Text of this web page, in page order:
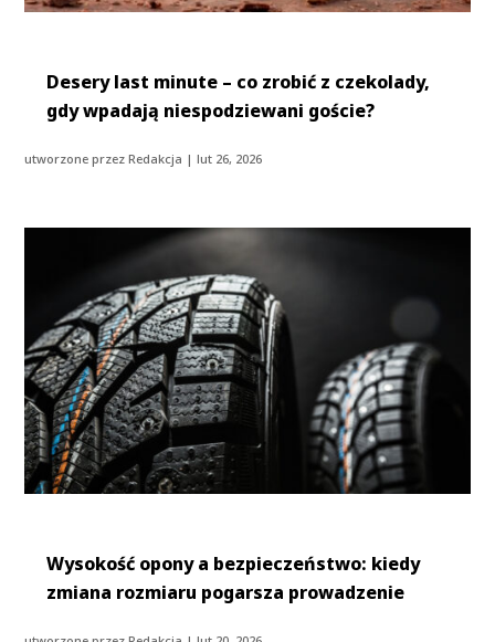
Desery last minute – co zrobić z czekolady,
gdy wpadają niespodziewani goście?
utworzone przezRedakcja |lut 26, 2026
Wysokość opony a bezpieczeństwo: kiedy
zmiana rozmiaru pogarsza prowadzenie